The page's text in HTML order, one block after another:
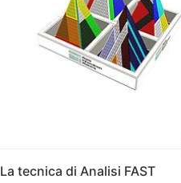
La tecnica di Analisi FAST